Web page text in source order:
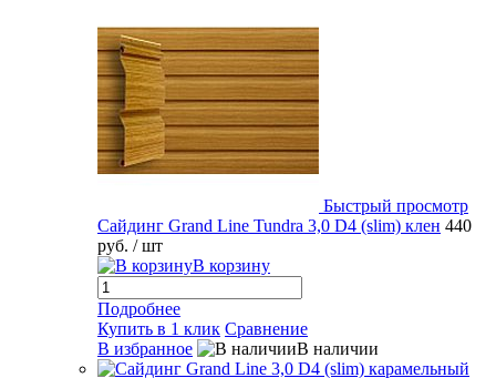
Быстрый просмотр
Сайдинг Grand Line Tundra 3,0 D4 (slim) клен 440
руб. / шт
В корзину
Подробнее
Купить в 1 клик Сравнение
В избранное
В наличии